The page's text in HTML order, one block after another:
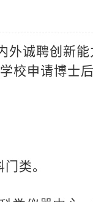
外诚聘创新
校申请博士
类。